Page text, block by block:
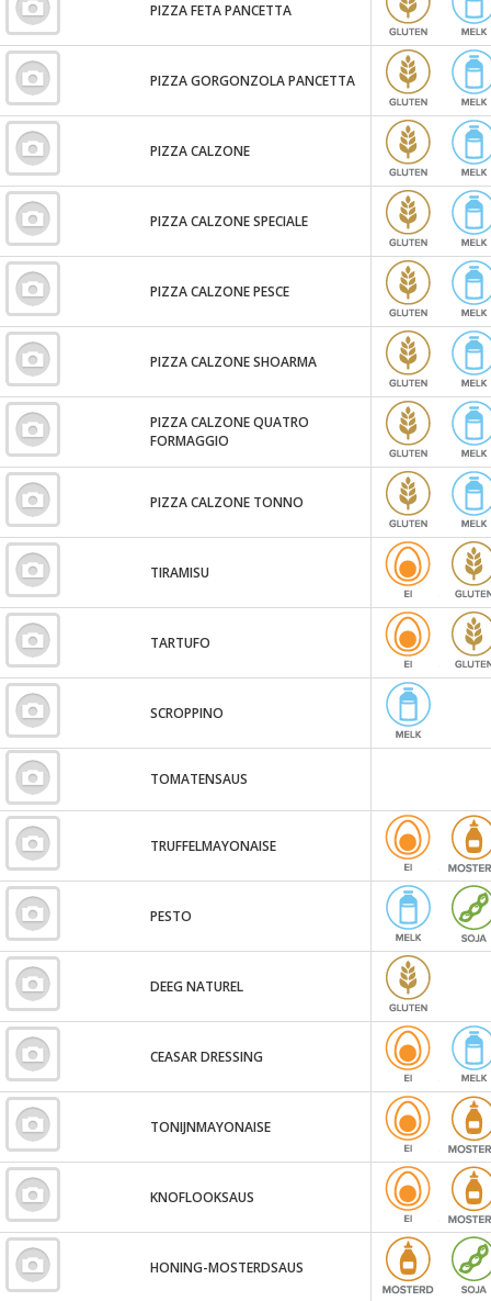
PIZZA FETA PANCETTA
PIZZA GORGONZOLA PANCETTA
PIZZA CALZONE
PIZZA CALZONE SPECIALE
PIZZA CALZONE PESCE
PIZZA CALZONE SHOARMA
PIZZA CALZONE QUATRO
FORMAGGIO
PIZZA CALZONE TONNO
TIRAMISU
TARTUFO
SCROPPINO
TOMATENSAUS
TRUFFELMAYONAISE
PESTO
DEEG NATUREL
CEASAR DRESSING
TONIJNMAYONAISE
KNOFLOOKSAUS
HONING-MOSTERDSAUS